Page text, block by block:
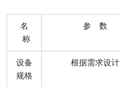
名
称
参 数
设备
规格
根据需求设计